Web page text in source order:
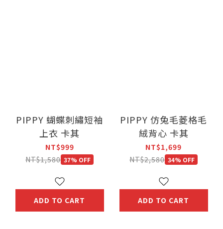
PIPPY 蝴蝶刺繡短袖
上衣 卡其
NT$999
NT$1,580 37% OFF
ADD TO CART
PIPPY 仿兔毛菱格毛
絨背心 卡其
NT$1,699
NT$2,580 34% OFF
ADD TO CART